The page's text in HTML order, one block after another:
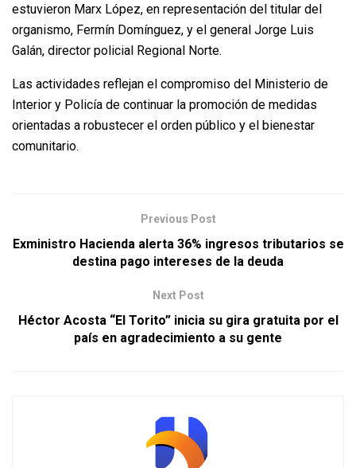
estuvieron Marx López, en representación del titular del
organismo, Fermín Domínguez, y el general Jorge Luis
Galán, director policial Regional Norte.
Las actividades reflejan el compromiso del Ministerio de
Interior y Policía de continuar la promoción de medidas
orientadas a robustecer el orden público y el bienestar
comunitario.
Previous Post
Exministro Hacienda alerta 36% ingresos tributarios se
destina pago intereses de la deuda
Next Post
Héctor Acosta “El Torito” inicia su gira gratuita por el
país en agradecimiento a su gente